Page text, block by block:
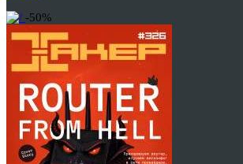
-50%